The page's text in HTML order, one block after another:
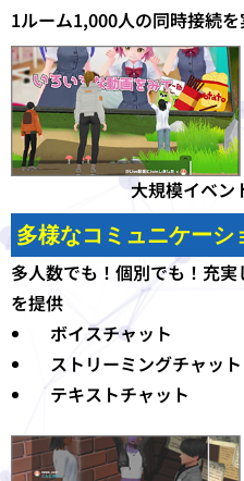
1ルーム1,000人の同時接続を
大規模イベン
多様なコミュニケーシ
多人数でも！個別でも！ 充実
を提供
ボイスチャット
ストリーミングチャット
テキストチャット